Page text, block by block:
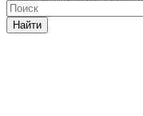
Найти